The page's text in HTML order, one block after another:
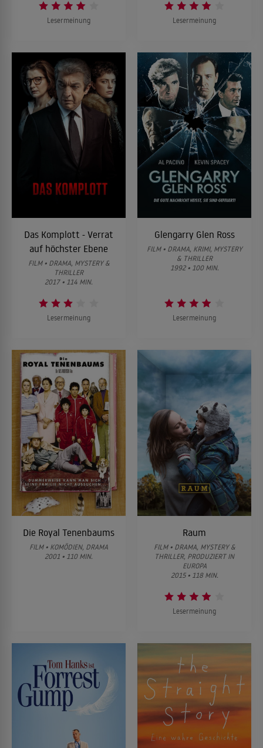
Lesermeinung Lesermeinung
Das Komplott - Verrat
auf höchster Ebene
FILM • DRAMA, MYSTERY &
THRILLER
2017 • 114 MIN.
Lesermeinung
Glengarry Glen Ross
FILM • DRAMA, KRIMI, MYSTERY
& THRILLER
1992 • 100 MIN.
Lesermeinung
Die Royal Tenenbaums
FILM • KOMÖDIEN, DRAMA
2001 • 110 MIN.
Raum
FILM • DRAMA, MYSTERY &
THRILLER, PRODUZIERT IN
EUROPA
2015 • 118 MIN.
Lesermeinung